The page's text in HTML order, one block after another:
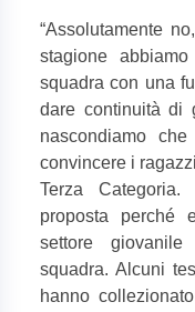
“Assolutamente
stagione
squadra con una
dare continuità di
nascondiamo
convincere i
Terza
proposta perché
settore
squadra. Alcuni
hanno